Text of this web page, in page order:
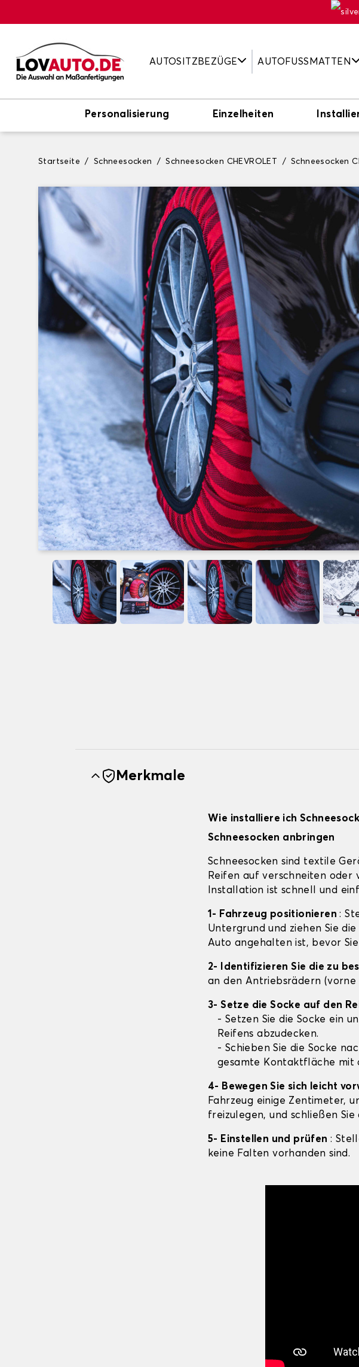
AUTOSITZBEZÜGE AUTOFUSSMATTEN
Personalisierung Einzelheiten
Startseite Schneesocken Schneesocken CHEVROLET Schneesocken
Merkmale
Wie installiere ich
Schneesocken anbringen
Schneesocken sind textile
Reifen auf verschneiten oder
Installation ist schnell und
1- Fahrzeug positionieren:
Untergrund und ziehen Sie
Auto angehalten ist, bevor
2- Identifizieren Sie die zu
an den Antriebsrädern
3- Setze die Socke auf den
- Setzen Sie die Socke ein
Reifens abzudecken.
- Schieben Sie die Socke
gesamte Kontaktfläche mit
4- Bewegen Sie sich leicht
Fahrzeug einige Zentimeter,
freizulegen, und schließen
5- Einstellen und prüfen :
keine Falten vorhanden sind.